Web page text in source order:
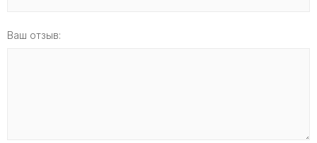
Ваш отзыв: